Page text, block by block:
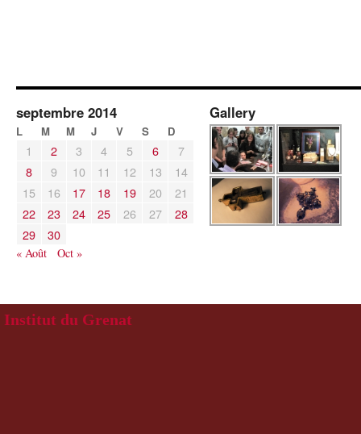
septembre 2014
L M M J V S D
1 2 3 4 5 6
7
8
9 10 11 12 13
14
15
16 17 18 19 20
21
22
23 24 25 26 27
28
29
30
« Août Oct »
Gallery
Institut du Grenat